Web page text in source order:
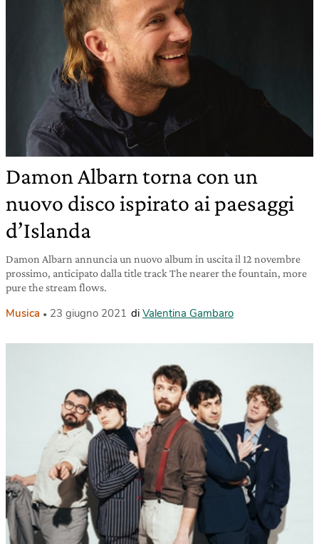
Damon Albarn torna con un
nuovo disco ispirato ai paesaggi
d’Islanda
Damon Albarn annuncia un nuovo album in uscita il 12 novembre
prossimo, anticipato dalla title track The nearer the fountain, more
pure the stream flows.
Musica 23 giugno 2021 di Valentina Gambaro